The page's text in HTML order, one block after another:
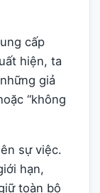
cấp
hiện, ta
giả
“không
sự việc.
hạn,
toàn bộ